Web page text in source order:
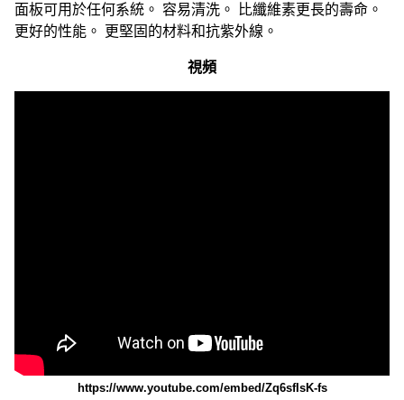
面板可用於任何系統。 容易清洗。 比纖維素更長的壽命。
更好的性能。 更堅固的材料和抗紫外線。
視頻
https://www.youtube.com/embed/Zq6sfIsK-fs